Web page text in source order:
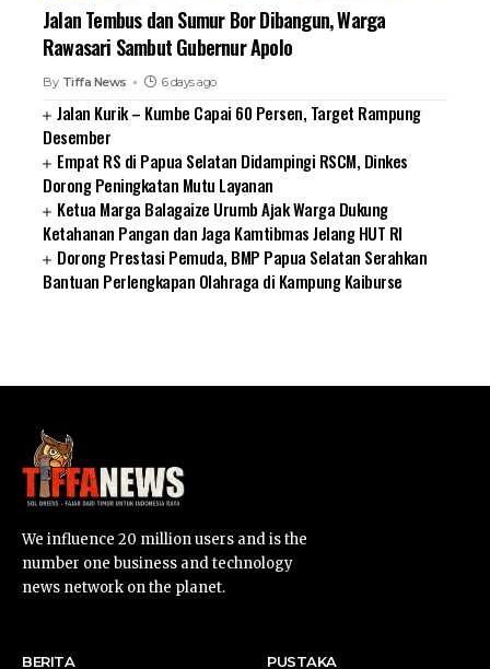
Jalan Tembus dan Sumur Bor Dibangun, Warga
Rawasari Sambut Gubernur Apolo
By Tiffa News 6 days ago
Jalan Kurik – Kumbe Capai 60 Persen, Target Rampung
Desember
Empat RS di Papua Selatan Didampingi RSCM, Dinkes
Dorong Peningkatan Mutu Layanan
Ketua Marga Balagaize Urumb Ajak Warga Dukung
Ketahanan Pangan dan Jaga Kamtibmas Jelang HUT RI
Dorong Prestasi Pemuda, BMP Papua Selatan Serahkan
Bantuan Perlengkapan Olahraga di Kampung Kaiburse
We influence 20 million users and is the
number one business and technology
news network on the planet.
BERITA PUSTAKA